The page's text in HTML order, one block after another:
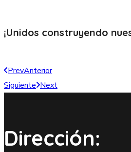
¡Unidos construyendo
PrevAnterior
Siguiente Next
Dirección: